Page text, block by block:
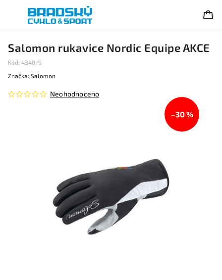
Salomon rukavice Nordic Equipe AKCE
Kód: 4340/S
Neohodnoceno
Značka: Salomon
–30 %